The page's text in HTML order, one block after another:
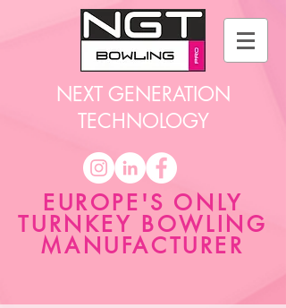
NEXT GENERATION
TECHNOLOGY
EUROPE'S ONLY
TURNKEY BOWLING
MANUFACTURER